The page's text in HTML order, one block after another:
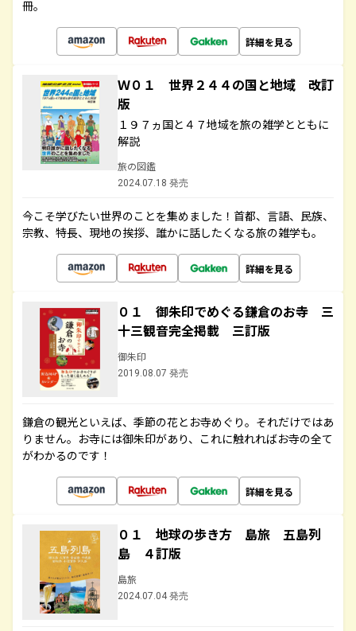
冊。
詳細を見る
Ｗ０１ 世界２４４の国と地域 改訂
版
１９７ヵ国と４７地域を旅の雑学とともに
解説
旅の図鑑
2024.07.18 発売
今こそ学びたい世界のことを集めました！首都、言語、民族、
宗教、特長、現地の挨拶、誰かに話したくなる旅の雑学も。
詳細を見る
０１ 御朱印でめぐる鎌倉のお寺 三
十三観音完全掲載 三訂版
御朱印
2019.08.07 発売
鎌倉の観光といえば、季節の花とお寺めぐり。それだけではあ
りません。お寺には御朱印があり、これに触れればお寺の全て
がわかるのです！
詳細を見る
０１ 地球の歩き方 島旅 五島列
島 ４訂版
島旅
2024.07.04 発売